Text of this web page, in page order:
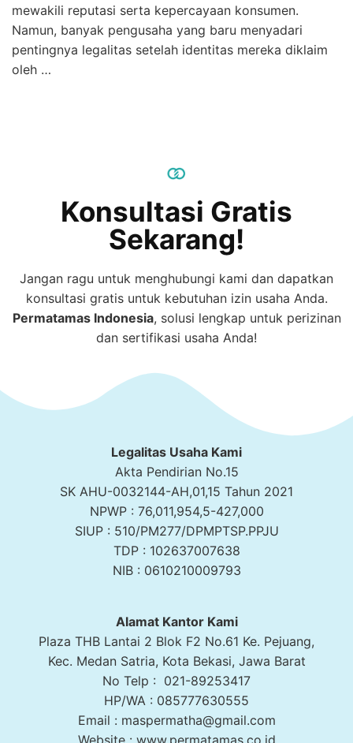
mewakili reputasi serta kepercayaan konsumen.
Namun, banyak pengusaha yang baru menyadari
pentingnya legalitas setelah identitas mereka diklaim
oleh …
Konsultasi Gratis
Sekarang!
Jangan ragu untuk menghubungi kami dan dapatkan
konsultasi gratis untuk kebutuhan izin usaha Anda.
PermatamasIndonesia, solusi lengkap untuk perizinan
dan sertifikasi usaha Anda!
Legalitas Usaha Kami
Akta Pendirian No.15
SK AHU-0032144-AH,01,15 Tahun 2021
NPWP : 76,011,954,5-427,000
SIUP : 510/PM277/DPMPTSP.PPJU
TDP : 102637007638
NIB : 0610210009793
Alamat Kantor Kami
Plaza THB Lantai 2 Blok F2 No.61 Ke. Pejuang,
Kec. Medan Satria, Kota Bekasi, Jawa Barat
No Telp : 021-89253417
HP/WA : 085777630555
Email : maspermatha@gmail.com